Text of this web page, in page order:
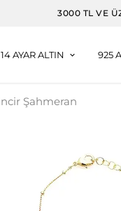
3000 TL VE
14 AYAR ALTIN 925
Şahmeran